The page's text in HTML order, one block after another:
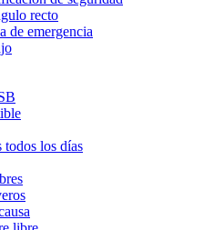
recto
de emergencia
los días